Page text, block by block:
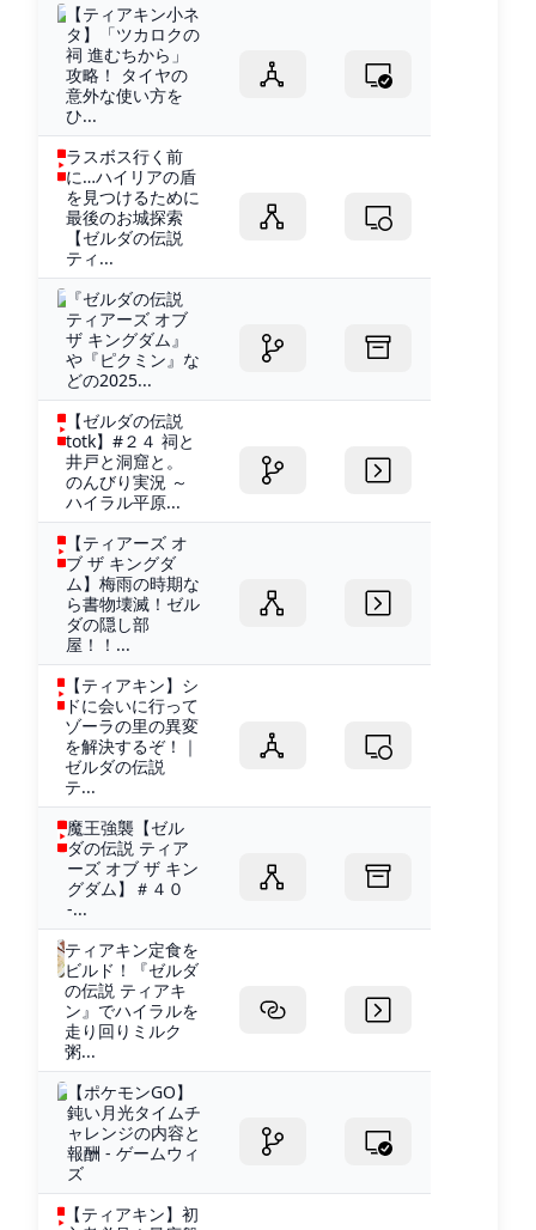
【ティアキン小ネ
タ】「ツカロクの
祠 進むちから」
攻略！ タイヤの
意外な使い方を
ひ...
ラスボス行く前
に…ハイリアの盾
を見つけるために
最後のお城探索
【ゼルダの伝説
ティ...
『ゼルダの伝説
ティアーズ オブ
ザ キングダム』
や『ピクミン』な
どの2025...
【ゼルダの伝説
totk】#２４ 祠と
井戸と洞窟と。
のんびり実況 ～
ハイラル平原...
【ティアーズ オ
ブ ザ キングダ
ム】梅雨の時期な
ら書物壊滅！ゼル
ダの隠し部
屋！！...
【ティアキン】シ
ドに会いに行って
ゾーラの里の異変
を解決するぞ！｜
ゼルダの伝説
テ...
魔王強襲【ゼル
ダの伝説 ティア
ーズ オブ ザ キン
グダム】＃４０
-...
ティアキン定食を
ビルド！『ゼルダ
の伝説 ティアキ
ン』でハイラルを
走り回りミルク
粥...
【ポケモンGO】
鈍い月光タイムチ
ャレンジの内容と
報酬 - ゲームウィ
ズ
【ティアキン】初